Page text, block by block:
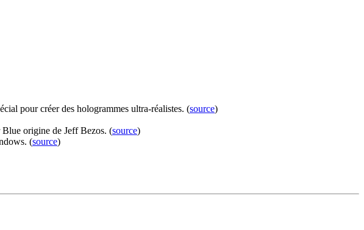
pour créer des hologrammes ultra-réalistes. (source)
Blue origine de Jeff Bezos. (source)
(source)